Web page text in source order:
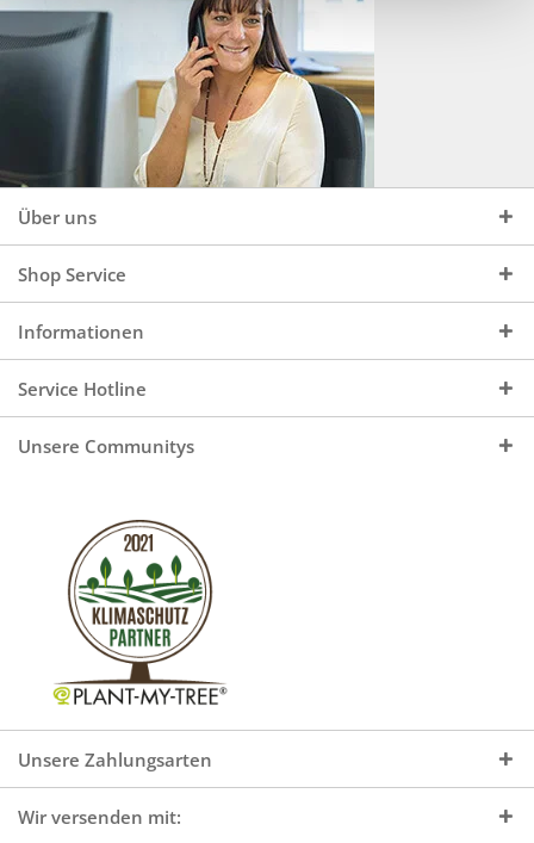
Über uns
Shop Service
Informationen
Service Hotline
Unsere Communitys
Unsere Zahlungsarten
Wir versenden mit: